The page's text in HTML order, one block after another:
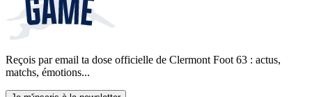
Reçois par email ta dose officielle de Clermont Foot 63 : actus,
matchs, émotions...